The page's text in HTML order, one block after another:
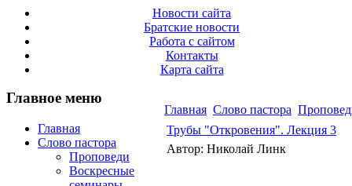
Новости сайта
Братские новости
Работа с сайтом
Контакты
Карта сайта
Главное меню
Главная
Слово пастора
Проповеди
Воскресные
Главная Слово пастора
Трубы "Откровения". Лекция 3
Автор: Николай Линк